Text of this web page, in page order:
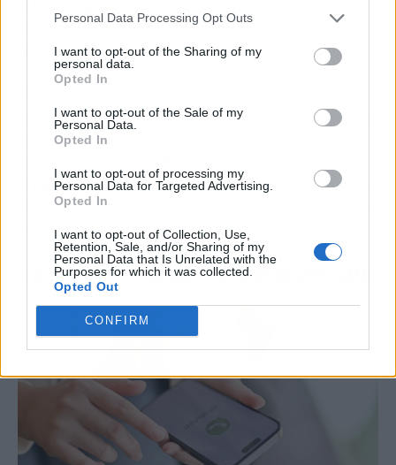
Personal Data Processing Opt Outs
I want to opt-out of the Sharing of my
personal data.
Opted In
I want to opt-out of the Sale of my
Personal Data.
Opted In
I want to opt-out of processing my
Personal Data for Targeted Advertising.
Opted In
I want to opt-out of Collection, Use,
Retention, Sale, and/or Sharing of my
Personal Data that Is Unrelated with the
Purposes for which it was collected.
Opted Out
CONFIRM
manera eficaz todos esos contenidos que
afectan al smartphone y a su funcionamiento.
función de Administrar Almacenamiento habrá
que pulsar en la información del perfil, para
almacenamiento". Una vez en este apartado, se
podrán eliminar las fotos, vídeos o documentos
no deseados.
ADIÓS A CHATGPT EN WHATSAPP